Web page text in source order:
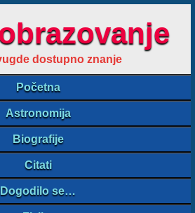
dostupno znanje
Početna
Astronomija
Biografije
Citati
Dogodilo se…